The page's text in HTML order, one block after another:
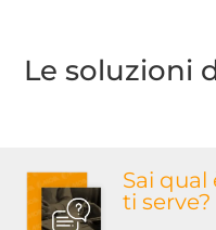
Le soluzioni
Sai qual
ti serve?